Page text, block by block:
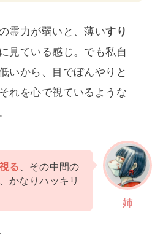
霊力が弱いと、薄いすり
に見ている感じ。でも私自
いから、目でぼんやりと
れを心で視ているような
姉
る、その中間の
かなりハッキリ